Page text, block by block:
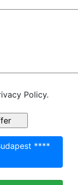
Policy.
****